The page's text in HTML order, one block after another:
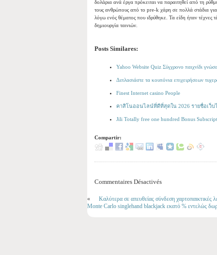
δολάρια ανά έργα πρόκειται να παραιτηθεί από τη
τους ανθρώπους από το pre-k χάρη σε πολλά στάδια για
λόγω ενός θέματος που ιδρύθηκε. Τα είδη ήταν
δημιουργία ταινιών.
Posts Similares:
Yahoo Website Quiz Σύγχρονο παιχνίδι
Διπλασιάστε τα κουπόνια επιχειρήσεων
Finest Internet casino People
คาสิโนออนไลน์ที่ดีที่สุดใน 2026 รายชื่อเว็
Jili Totally free one hundred Bonus
Compartir:
Commentaires Désactivés
«
Καλύτερα σε απευθείας σύνδεση χαρτοπαικτικές
Monte Carlo singlehand blackjack εκατό % εντελώς